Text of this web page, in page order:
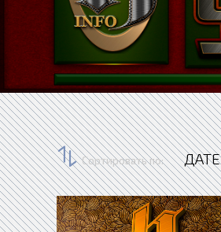
Сортировать по: ДАТЕ